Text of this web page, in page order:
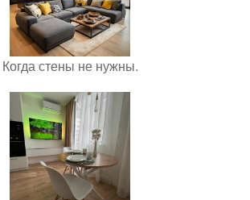
Когда стены не нужны.